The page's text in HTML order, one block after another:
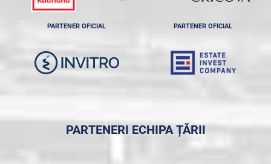
PARTENER OFICIAL PARTENER OFICIAL
PARTENERI ECHIPA ȚĂRII